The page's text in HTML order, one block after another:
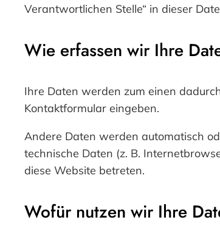
Verantwortlichen Stelle“ in dieser
Wie erfassen wir Ihre
Ihre Daten werden zum einen
Kontaktformular eingeben.
Andere Daten werden automatisch
technische Daten (z. B.
diese Website betreten.
Wofür nutzen wir Ihre